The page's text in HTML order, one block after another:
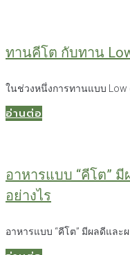
ทานคีโต กับทาน
ในช่วงหนึ่งการทานแบบ Low
อ่านต่อ
อาหารแบบ “คีโต”
อย่างไร
อาหารแบบ “คีโต” มีผลดีและ